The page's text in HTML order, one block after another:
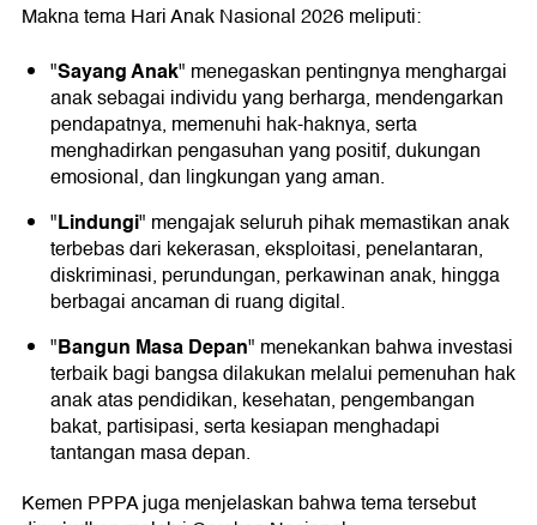
Makna tema Hari Anak Nasional 2026 meliputi:
"Sayang Anak" menegaskan pentingnya menghargai
anak sebagai individu yang berharga, mendengarkan
pendapatnya, memenuhi hak-haknya, serta
menghadirkan pengasuhan yang positif, dukungan
emosional, dan lingkungan yang aman.
"Lindungi" mengajak seluruh pihak memastikan anak
terbebas dari kekerasan, eksploitasi, penelantaran,
diskriminasi, perundungan, perkawinan anak, hingga
berbagai ancaman di ruang digital.
"Bangun Masa Depan" menekankan bahwa investasi
terbaik bagi bangsa dilakukan melalui pemenuhan hak
anak atas pendidikan, kesehatan, pengembangan
bakat, partisipasi, serta kesiapan menghadapi
tantangan masa depan.
Kemen PPPA juga menjelaskan bahwa tema tersebut